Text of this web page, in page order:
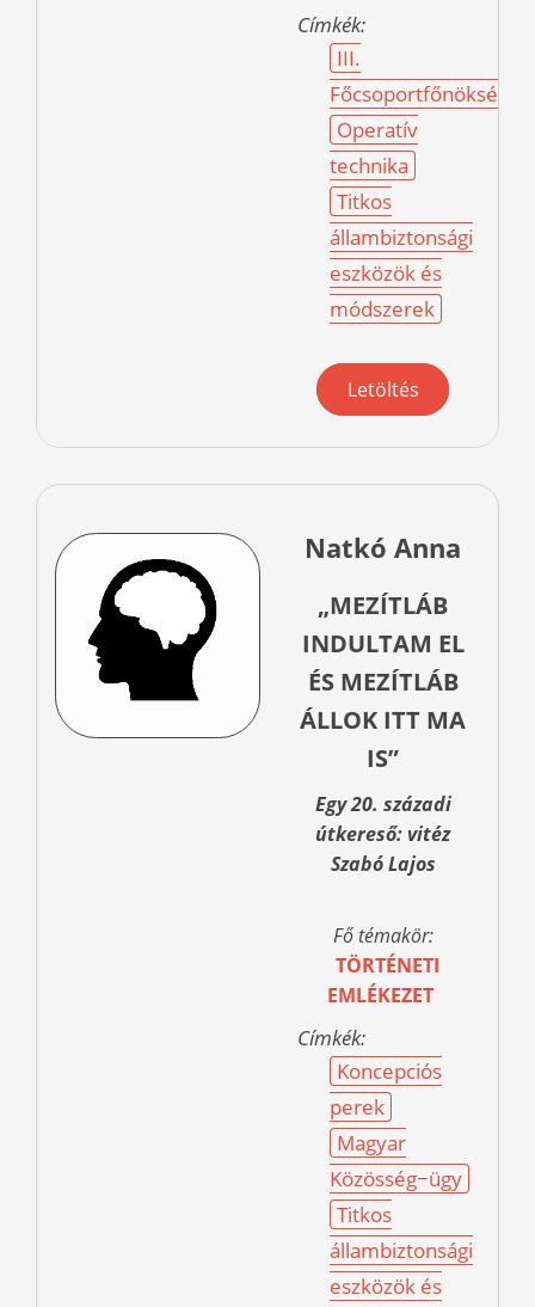
Címkék:
III.
Főcsoportfőnökség
Operatív
technika
Titkos
állambiztonsági
eszközök és
módszerek
Letöltés
Natkó Anna
„MEZÍTLÁB
INDULTAM EL
ÉS MEZÍTLÁB
ÁLLOK ITT MA
IS”
Egy 20. századi
útkereső: vitéz
Szabó Lajos
Fő témakör:
TÖRTÉNETI
EMLÉKEZET
Címkék:
Koncepciós
perek
Magyar
Közösség−ügy
Titkos
állambiztonsági
eszközök és